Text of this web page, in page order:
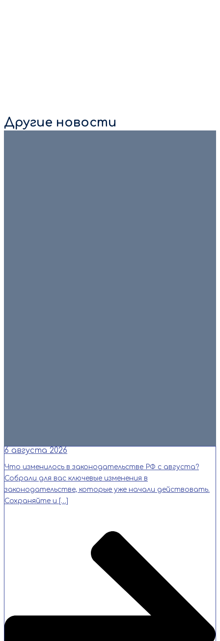
Другие новости
6 августа 2026
Что изменилось в законодательстве РФ с августа?
Собрали для вас ключевые изменения в
законодательстве, которые уже начали действовать.
Сохраняйте и […]